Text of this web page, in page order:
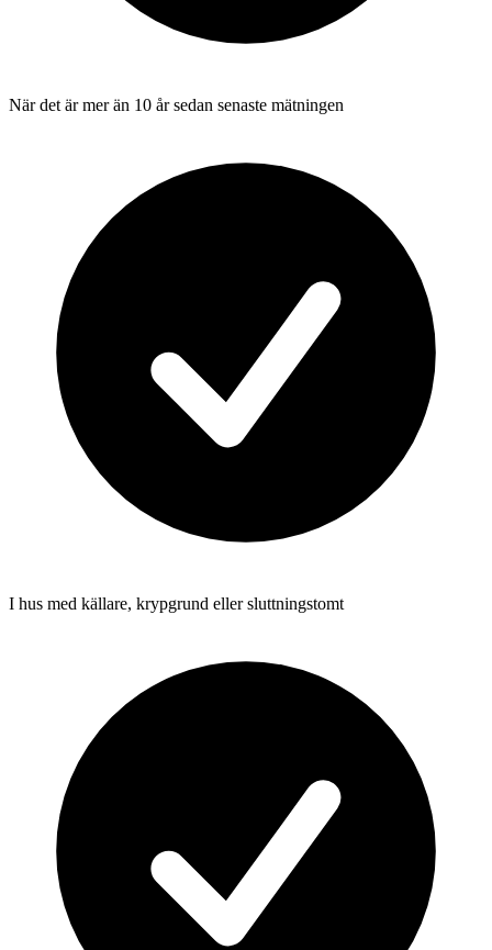
När det är mer än 10 år sedan senaste mätningen
I hus med källare, krypgrund eller sluttningstomt